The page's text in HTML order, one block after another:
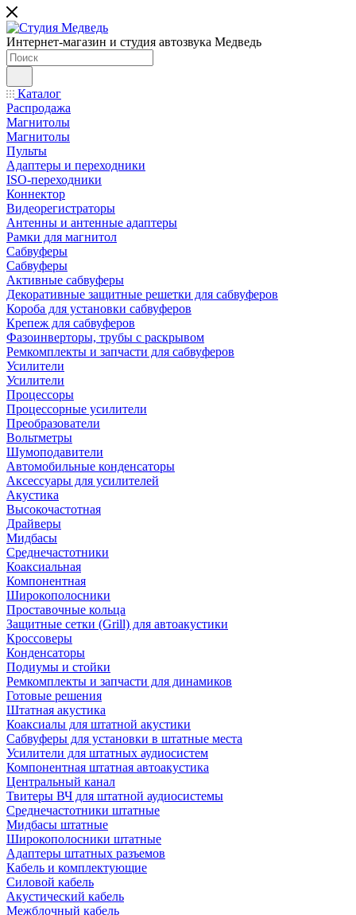
Интернет-магазин и студия автозвука Медведь
Каталог
Распродажа
Магнитолы
Магнитолы
Пульты
Адаптеры и переходники
ISO-переходники
Коннектор
Видеорегистраторы
Антенны и антенные адаптеры
Рамки для магнитол
Сабвуферы
Сабвуферы
Активные сабвуферы
Декоративные защитные решетки для сабвуферов
Короба для установки сабвуферов
Крепеж для сабвуферов
Фазоинверторы, трубы с раскрывом
Ремкомплекты и запчасти для сабвуферов
Усилители
Усилители
Процессоры
Процессорные усилители
Преобразователи
Вольтметры
Шумоподавители
Автомобильные конденсаторы
Аксессуары для усилителей
Акустика
Высокочастотная
Драйверы
Мидбасы
Среднечастотники
Коаксиальная
Компонентная
Широкополосники
Проставочные кольца
Защитные сетки (Grill) для автоакустики
Кроссоверы
Конденсаторы
Подиумы и стойки
Ремкомплекты и запчасти для динамиков
Готовые решения
Штатная акустика
Коаксиалы для штатной акустики
Сабвуферы для установки в штатные места
Усилители для штатных аудиосистем
Компонентная штатная автоакустика
Центральный канал
Твитеры ВЧ для штатной аудиосистемы
Среднечастотники штатные
Мидбасы штатные
Широкополосники штатные
Адаптеры штатных разъемов
Кабель и комплектующие
Силовой кабель
Акустический кабель
Межблочный кабель